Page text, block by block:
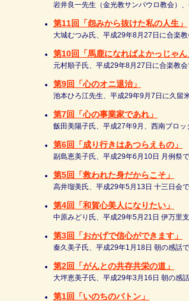
岩井良一先生（金光教サンパウロ教会）
第11回「怨みから抜けた私の人生」
大城むつみ氏、平成29年8月27日に合楽
第10回「馬鹿になればよかっじゃん
元村順子氏、平成29年8月27日に合楽教
第9回「心のオニ退治」
池本ひろ江先生、平成29年9月7日に久留
第7回「心の事業家であれ」
飯田美陽子氏、平成27年9月、西南ブロッ
第6回「成り行きはあつらえもの」
副島恵美子氏、平成29年6月10日 月例祭
第5回「救われた身だからこそ」
高井瑠美氏、平成29年5月13日 十三日会
第4回「和賀心美人になりたい」
中原みどり氏、平成29年5月21日 伊万里
第3回「おかげで信心ができます」
秦久美子氏、平成29年1月18日 朝の感話
第2回「がんとの共存共栄の道」
大坪恵美子氏、平成29年3月16日 朝の感
第1回「いのちのバトン」